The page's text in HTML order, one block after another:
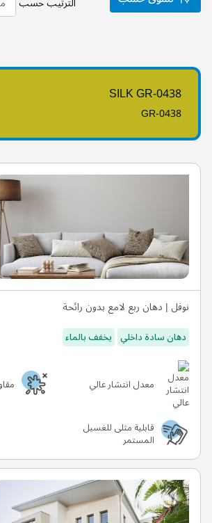
SILK GR-0438
GR-0438
نوفل | دهان ربع لامع بدون رائحة
دهان سادة داخلي يخفف بالماء
معدل انتشار عالي
قابلية مثلى للغسيل
المستمر